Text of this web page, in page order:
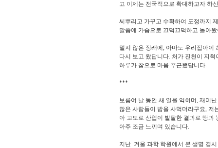
고 이제는 전국적으로 확대하고자 하
씨뿌리고 가꾸고 수확하여 도정까지
말씀에 가슴으로 끄덕끄덕하고 돌아
멀지 않은 장래에, 아마도 우리집아이
다시 보고 왔답니다. 처가 진천이 지
하루가 참으로 마음 푸근했답니다.
***
보름여 날 동안 새 일을 익히며, 재미
많은 사람들이 밥을 사먹더라구요, 저
아 고도로 산업이 발달한 결과로 땅
아주 조금 느끼며 있습니다.
지난 겨울 과학 학원에서 본 생명 경